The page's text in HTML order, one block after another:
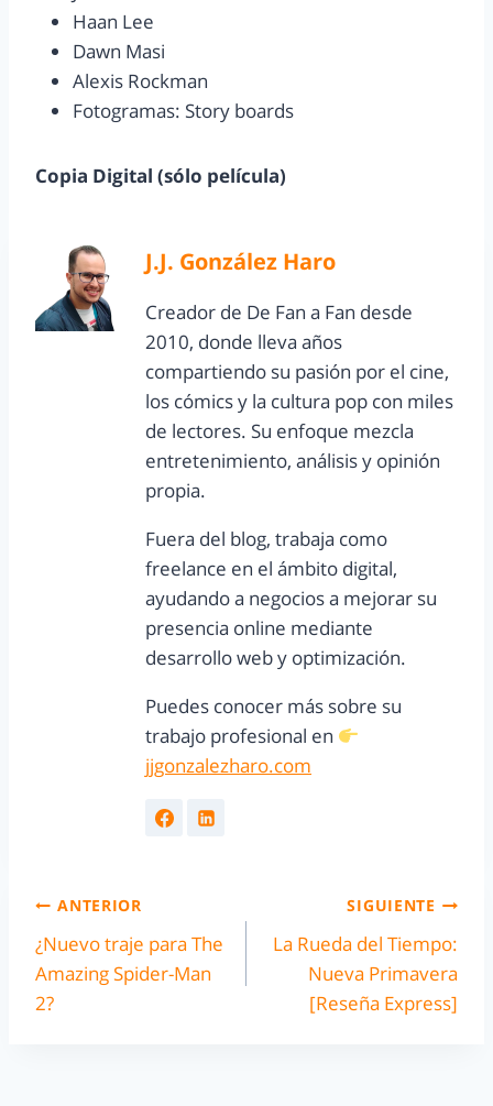
Haan Lee
Dawn Masi
Alexis Rockman
Fotogramas: Story boards
Copia Digital (sólo película)
J.J. González Haro
Creador de De Fan a Fan desde
2010, donde lleva años
compartiendo su pasión por el cine,
los cómics y la cultura pop con miles
de lectores. Su enfoque mezcla
entretenimiento, análisis y opinión
propia.
Fuera del blog, trabaja como
freelance en el ámbito digital,
ayudando a negocios a mejorar su
presencia online mediante
desarrollo web y optimización.
Puedes conocer más sobre su
trabajo profesional en
jjgonzalezharo.com
ANTERIOR
¿Nuevo traje para The
Amazing Spider-Man
2?
SIGUIENTE
La Rueda del Tiempo:
Nueva Primavera
[Reseña Express]